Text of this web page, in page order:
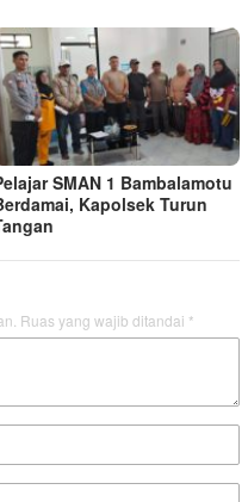
SMAN 1 Bambalamotu
Kapolsek Turun
Ruas yang wajib ditandai *